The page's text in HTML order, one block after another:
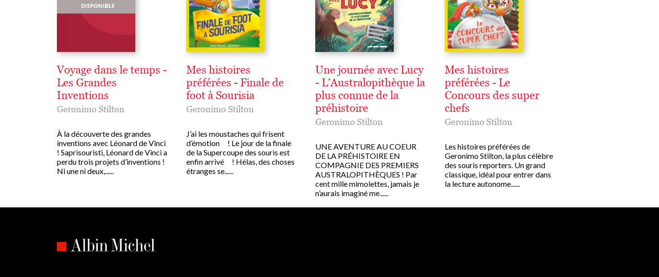
Voyage dans le temps -
Les Grandes
Inventions
Geronimo Stilton
À la découverte des grandes
inventions avec Léonard de Vinci
! Saprisouristi, Léonard de Vinci a
perdu trois projets d’inventions !
Ni une ni deux,......
Mes histoires
préférées - Finale de
foot à Sourisia
Geronimo Stilton
J’ai les moustaches qui frisent
d’émotion ! Le jour de la finale
de la Supercoupe des souris est
enfin arrivé ! Hélas, des choses
étranges se......
Une journée avec Lucy
- L’Australopithèque la
plus connue de la
préhistoire
Geronimo Stilton
UNE AVENTURE AU COEUR
DE LA PRÉHISTOIRE EN
COMPAGNIE DES PREMIERS
AUSTRALOPITHÈQUES ! Par
cent mille mimolettes, jamais je
n’aurais imaginé me......
Mes histoires
préférées - Le
Concours des super
chefs
Geronimo Stilton
Les histoires préférées de
Geronimo Stilton, la plus célèbre
des souris reporters. Un grand
classique, idéal pour entrer dans
la lecture autonome......